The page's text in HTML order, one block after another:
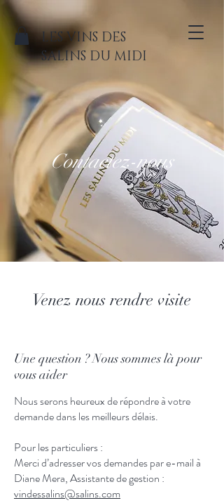
LES VINS DES
SALINS DU MIDI
Contactez-nous
Venez nous rendre visite
Une question ? Nous sommes là pour
vous aider
Nous serons heureux de répondre à votre
demande dans les meilleurs délais.
Pour les particuliers :
Merci d’adresser vos demandes par e-mail à
Diane Mera, Assistante de gestion :
vindessalins@salins.com